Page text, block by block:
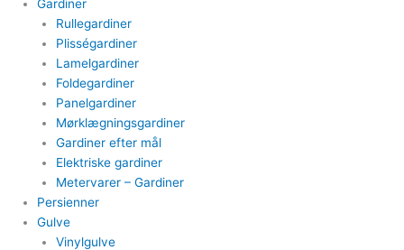
Gardiner
Rullegardiner
Plisségardiner​
Lamelgardiner​
Foldegardiner
Panelgardiner​
Mørklægningsgardiner
Gardiner efter mål​
Elektriske gardiner​
Metervarer​ – Gardiner
Persienner
Gulve
Vinylgulve​